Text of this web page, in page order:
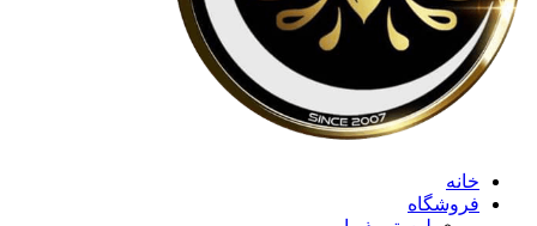
خانه
فروشگاه